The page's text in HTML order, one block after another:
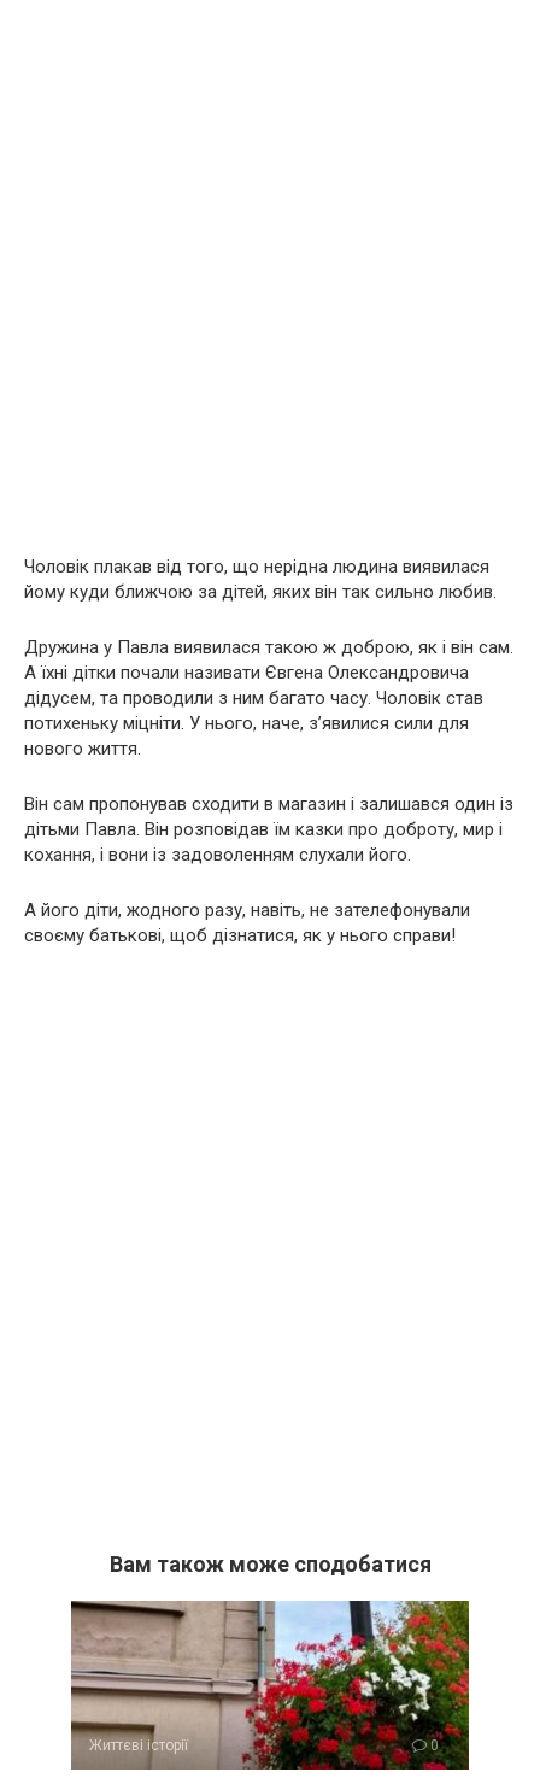
Чоловік плакав від того, що нерідна людина виявилася
йому куди ближчою за дітей, яких він так сильно любив.
Дружина у Павла виявилася такою ж доброю, як і він сам.
А їхні дітки почали називати Євгена Олександровича
дідусем, та проводили з ним багато часу. Чоловік став
потихеньку міцніти. У нього, наче, з’явилися сили для
нового життя.
Він сам пропонував сходити в магазин і залишався один із
дітьми Павла. Він розповідав їм казки про доброту, мир і
кохання, і вони із задоволенням слухали його.
А його діти, жодного разу, навіть, не зателефонували
своєму батькові, щоб дізнатися, як у нього справи!
Вам також може сподобатися
Життєві історії 0